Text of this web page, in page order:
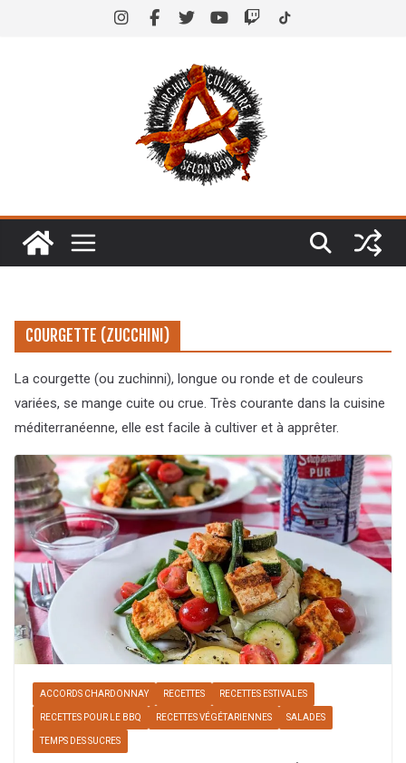
COURGETTE (ZUCCHINI)
La courgette (ou zuchinni), longue ou ronde et de couleurs
variées, se mange cuite ou crue. Très courante dans la cuisine
méditerranéenne, elle est facile à cultiver et à apprêter.
ACCORDS CHARDONNAY RECETTES RECETTES ESTIVALES
RECETTES POUR LE BBQ RECETTES VÉGÉTARIENNES SALADES
TEMPS DES SUCRES